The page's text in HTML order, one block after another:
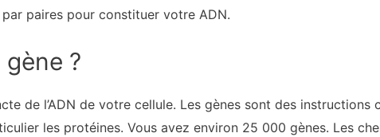
paires pour constituer votre ADN.
gène ?
de l’ADN de votre cellule. Les gènes sont des
les protéines. Vous avez environ 25 000 gènes. Les